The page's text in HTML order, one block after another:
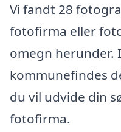
Vi fandt 28
fotofirma eller
omegn herunder.
kommunefindes
du vil udvide din
fotofirma.